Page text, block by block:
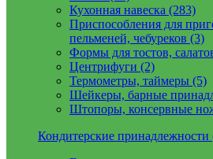
Кухонная навеска (283)
Приспособления для
пельменей, чебуреков (3)
Формы для тостов,
Центрифуги (2)
Термометры, таймеры (5)
Шейкеры, барные
Штопоры, консервные
Кондитерские принадлежности